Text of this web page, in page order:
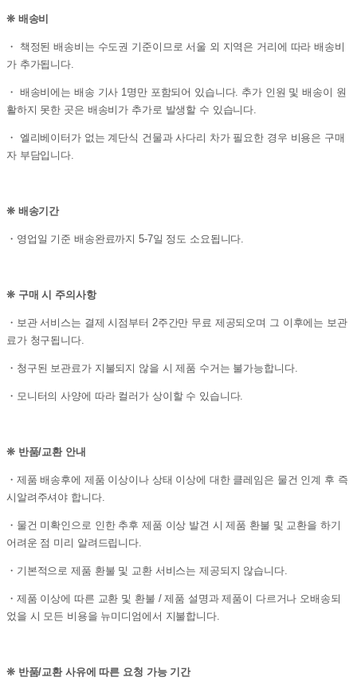
❊ 배송비
・ 책정된 배송비는 수도권 기준이므로 서울 외 지역은 거리에 따라 배송비
가 추가됩니다.
・ 배송비에는 배송 기사 1명만 포함되어 있습니다. 추가 인원 및 배송이 원
활하지 못한 곳은 배송비가 추가로 발생할 수 있습니다.
・ 엘리베이터가 없는 계단식 건물과 사다리 차가 필요한 경우 비용은 구매
자 부담입니다.
❊ 배송기간
・영업일 기준 배송완료까지 5-7일 정도 소요됩니다.
❊ 구매 시 주의사항
・보관 서비스는 결제 시점부터 2주간만 무료 제공되오며 그 이후에는 보관
료가 청구됩니다.
・청구된 보관료가 지불되지 않을 시 제품 수거는 불가능합니다.
・모니터의 사양에 따라 컬러가 상이할 수 있습니다.
❊ 반품/교환 안내
・제품 배송후에 제품 이상이나 상태 이상에 대한 클레임은 물건 인계 후 즉
시알려주셔야 합니다.
・물건 미확인으로 인한 추후 제품 이상 발견 시 제품 환불 및 교환을 하기
어려운 점 미리 알려드립니다.
・기본적으로 제품 환불 및 교환 서비스는 제공되지 않습니다.
・제품 이상에 따른 교환 및 환불 / 제품 설명과 제품이 다르거나 오배송되
었을 시 모든 비용을 뉴미디엄에서 지불합니다.
❊ 반품/교환 사유에 따른 요청 가능 기간